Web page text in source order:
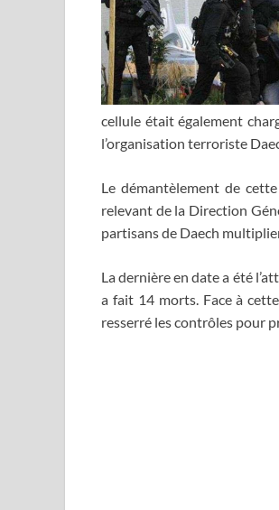
cellule était également
l’organisation terroriste
Le démantèlement de
relevant de la Direction
partisans de Daech
La dernière en date a été
a fait 14 morts. Face à
resserré les contrôles pour